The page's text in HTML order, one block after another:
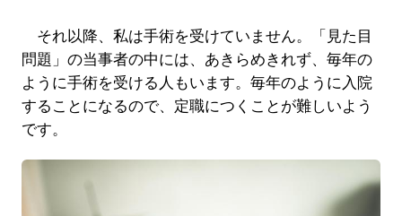
それ以降、私は手術を受けていません。「見た目
問題」の当事者の中には、あきらめきれず、毎年の
ように手術を受ける人もいます。毎年のように入院
することになるので、定職につくことが難しいよう
です。